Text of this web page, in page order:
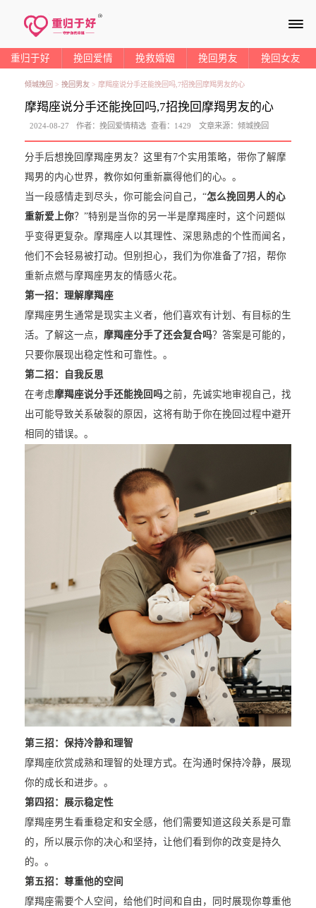
≡
重归于好 挽回爱情 挽救婚姻 挽回男友 挽回女友
倾城挽回 > 挽回男友> 摩羯座说分手还能挽回吗,7招挽回摩羯男友的心
摩羯座说分手还能挽回吗,7招挽回摩羯男友的心
2024-08-27 作者：挽回爱情精选 查看： 1429 文章来源： 倾城挽回
分手后想挽回摩羯座男友？这里有7个实用策略，带你了解摩
羯男的内心世界，教你如何重新赢得他们的心。。
当一段感情走到尽头，你可能会问自己，“怎么挽回男人的心
重新爱上你？”特别是当你的另一半是摩羯座时，这个问题似
乎变得更复杂。摩羯座人以其理性、深思熟虑的个性而闻名，
他们不会轻易被打动。但别担心，我们为你准备了7招，帮你
重新点燃与摩羯座男友的情感火花。
第一招：理解摩羯座
摩羯座男生通常是现实主义者，他们喜欢有计划、有目标的生
活。了解这一点， 摩羯座分手了还会复合吗？答案是可能的，
只要你展现出稳定性和可靠性。。
第二招：自我反思
在考虑摩羯座说分手还能挽回吗之前，先诚实地审视自己，找
出可能导致关系破裂的原因，这将有助于你在挽回过程中避开
相同的错误。。
第三招：保持冷静和理智
摩羯座欣赏成熟和理智的处理方式。在沟通时保持冷静，展现
你的成长和进步。。
第四招：展示稳定性
摩羯座男生看重稳定和安全感，他们需要知道这段关系是可靠
的，所以展示你的决心和坚持，让他们看到你的改变是持久
的。。
第五招：尊重他的空间
摩羯座需要个人空间，给他们时间和自由，同时展现你尊重他